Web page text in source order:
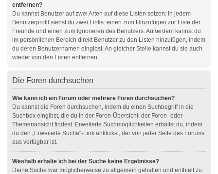
entfernen?
Du kannst Benutzer auf zwei Arten auf diese Listen setzen: In jedem
Benutzerprofil siehst du zwei Links: einen zum Hinzufügen zur Liste der
Freunde und einen zum Ignorieren des Benutzers. Außerdem kannst du
im persönlichen Bereich direkt Benutzer zu den Listen hinzufügen, indem
du deren Benutzernamen eingibst. An gleicher Stelle kannst du sie auch
wieder von den Listen entfernen.
Die Foren durchsuchen
Wie kann ich ein Forum oder mehrere Foren durchsuchen?
Du kannst die Foren durchsuchen, indem du einen Suchbegriff in die
Suchbox eingibst, die du in der Foren-Übersicht, der Foren- oder
Themenansicht findest. Erweiterte Suchmöglichkeiten erhältst du, indem
du den „Erweiterte Suche“-Link anklickst, der von jeder Seite des Forums
aus verfügbar ist.
Weshalb erhalte ich bei der Suche keine Ergebnisse?
Deine Suche war möglicherweise zu allgemein gehalten und enthielt zu